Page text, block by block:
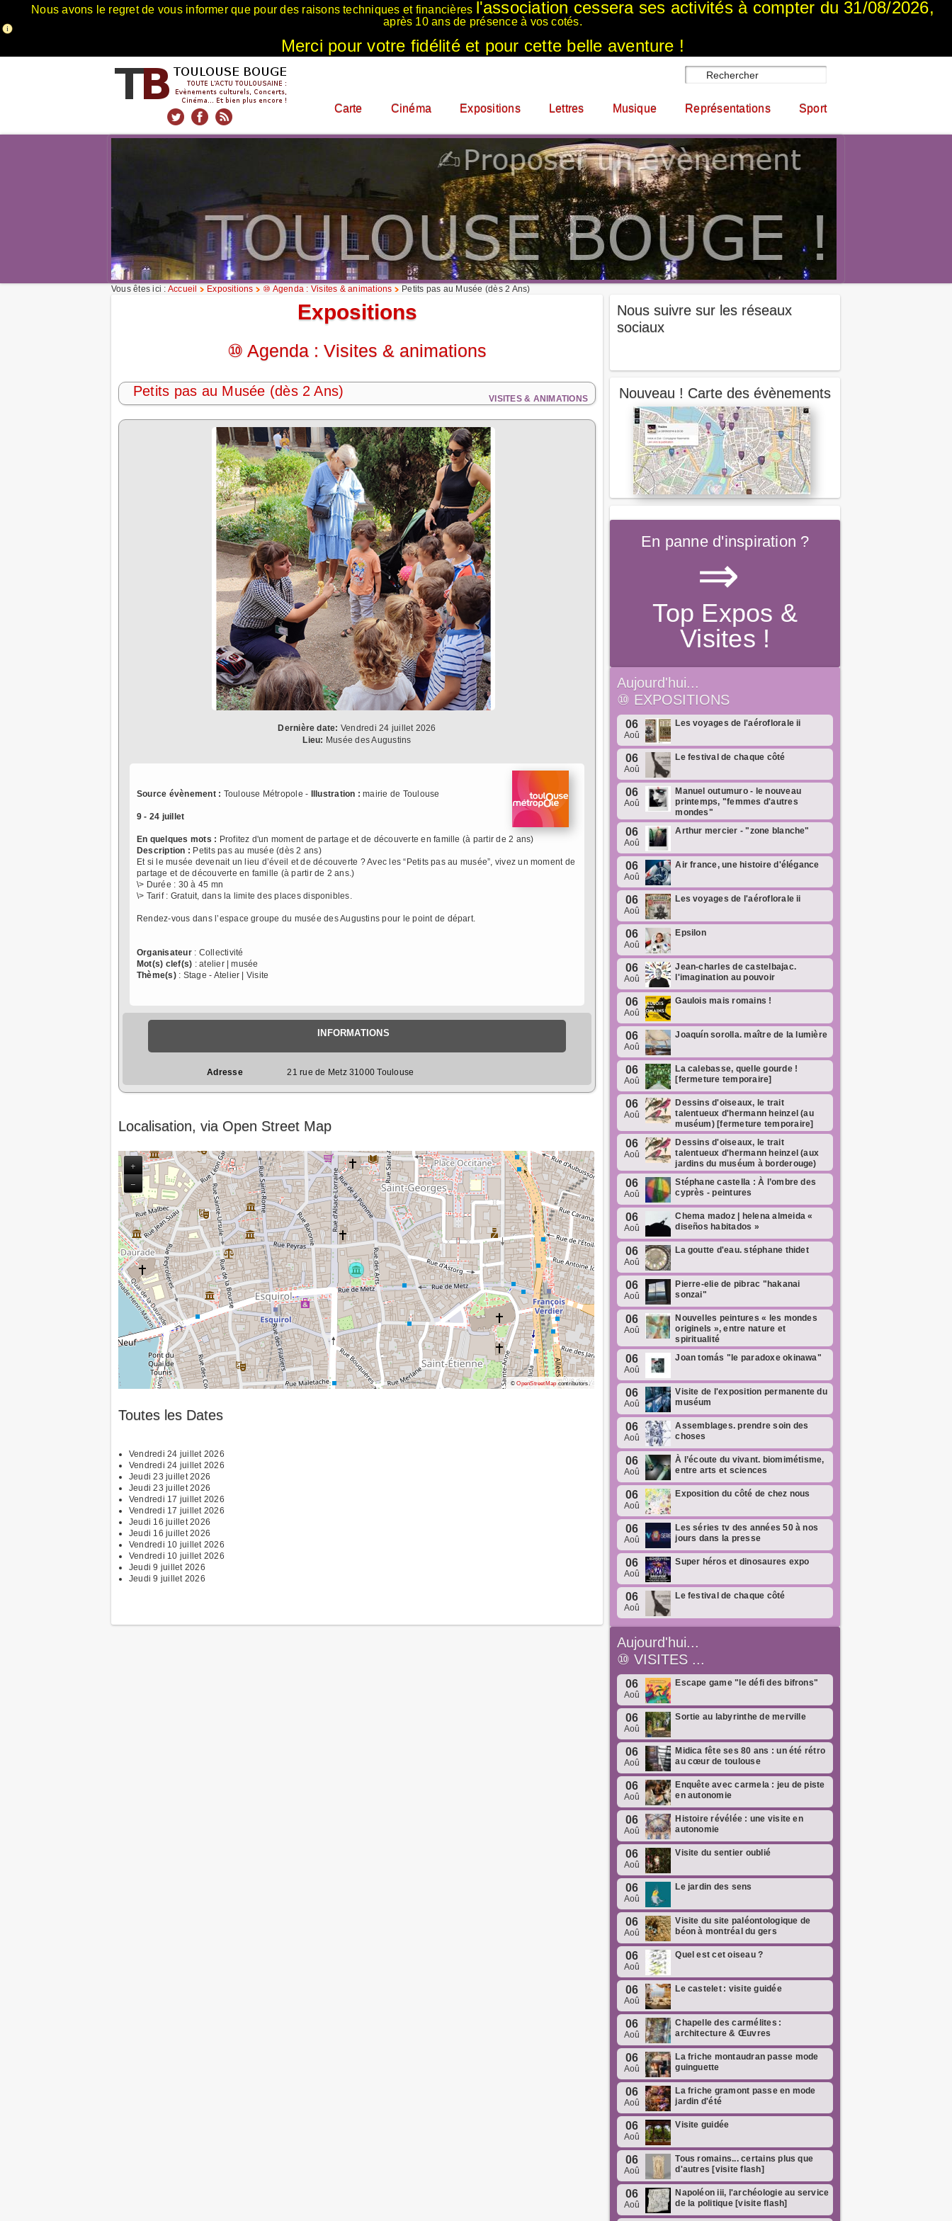
Nous avons le regret de vous informer que pour des raisons techniques et financières l'association cessera ses activités à compter du 31/08/2026,
après 10 ans de présence à vos cotés.
Merci pour votre fidélité et pour cette belle aventure !
Carte Cinéma Expositions Lettres Musique Représentations Sport
Vous êtes ici : Accueil Expositions ⑩ Agenda : Visites & animations Petits pas au Musée (dès 2 Ans)
Expositions
⑩ Agenda : Visites & animations
Petits pas au Musée (dès 2 Ans) VISITES & ANIMATIONS
Dernière date: Vendredi 24 juillet 2026
Lieu: Musée des Augustins
Source évènement : Toulouse Métropole - Illustration : mairie de Toulouse
9 - 24 juillet
En quelques mots : Profitez d'un moment de partage et de découverte en famille (à partir de 2 ans)
Description : Petits pas au musée (dès 2 ans)
Et si le musée devenait un lieu d’éveil et de découverte ? Avec les “Petits pas au musée”, vivez un moment de
partage et de découverte en famille (à partir de 2 ans.)
\> Durée : 30 à 45 mn
\> Tarif : Gratuit, dans la limite des places disponibles.
Rendez-vous dans l’espace groupe du musée des Augustins pour le point de départ.
Organisateur: Collectivité
Mot(s) clef(s) : atelier | musée
Thème(s): Stage - Atelier | Visite
INFORMATIONS
Adresse 21 rue de Metz 31000 Toulouse
Localisation, via Open Street Map
+
−
©OpenStreetMapcontributors.
Toutes les Dates
Vendredi 24 juillet 2026
Vendredi 24 juillet 2026
Jeudi 23 juillet 2026
Jeudi 23 juillet 2026
Vendredi 17 juillet 2026
Vendredi 17 juillet 2026
Jeudi 16 juillet 2026
Jeudi 16 juillet 2026
Vendredi 10 juillet 2026
Vendredi 10 juillet 2026
Jeudi 9 juillet 2026
Jeudi 9 juillet 2026
Nous suivre sur les réseaux
sociaux
Nouveau ! Carte des évènements
En panne d'inspiration ?
⇒
Top Expos &
Visites !
Aujourd'hui...
⑩ EXPOSITIONS
06
Aoû
Les voyages de l'aéroflorale ii
06
Aoû
Le festival de chaque côté
06
Aoû
Manuel outumuro - le nouveau
printemps, "femmes d'autres
mondes"
06
Aoû
Arthur mercier - "zone blanche"
06
Aoû
Air france, une histoire d'élégance
06
Aoû
Les voyages de l'aéroflorale ii
06
Aoû
Epsilon
06
Aoû
Jean-charles de castelbajac.
l'imagination au pouvoir
06
Aoû
Gaulois mais romains !
06
Aoû
Joaquín sorolla. maître de la lumière
06
Aoû
La calebasse, quelle gourde !
[fermeture temporaire]
06
Aoû
Dessins d'oiseaux, le trait
talentueux d'hermann heinzel (au
muséum) [fermeture temporaire]
06
Aoû
Dessins d'oiseaux, le trait
talentueux d'hermann heinzel (aux
jardins du muséum à borderouge)
06
Aoû
Stéphane castella : À l’ombre des
cyprès - peintures
06
Aoû
Chema madoz | helena almeida «
diseños habitados »
06
Aoû
La goutte d'eau. stéphane thidet
06
Aoû
Pierre-elie de pibrac "hakanai
sonzai"
06
Aoû
Nouvelles peintures « les mondes
originels », entre nature et
spiritualité
06
Aoû
Joan tomás "le paradoxe okinawa"
06
Aoû
Visite de l'exposition permanente du
muséum
06
Aoû
Assemblages. prendre soin des
choses
06
Aoû
À l’écoute du vivant. biomimétisme,
entre arts et sciences
06
Aoû
Exposition du côté de chez nous
06
Aoû
Les séries tv des années 50 à nos
jours dans la presse
06
Aoû
Super héros et dinosaures expo
06
Aoû
Le festival de chaque côté
Aujourd'hui...
⑩VISITES ...
06
Aoû
Escape game "le défi des bifrons"
06
Aoû
Sortie au labyrinthe de merville
06
Aoû
Midica fête ses 80 ans : un été rétro
au cœur de toulouse
06
Aoû
Enquête avec carmela : jeu de piste
en autonomie
06
Aoû
Histoire révélée : une visite en
autonomie
06
Aoû
Visite du sentier oublié
06
Aoû
Le jardin des sens
06
Aoû
Visite du site paléontologique de
béon à montréal du gers
06
Aoû
Quel est cet oiseau ?
06
Aoû
Le castelet : visite guidée
06
Aoû
Chapelle des carmélites :
architecture & Œuvres
06
Aoû
La friche montaudran passe mode
guinguette
06
Aoû
La friche gramont passe en mode
jardin d'été
06
Aoû
Visite guidée
06
Aoû
Tous romains... certains plus que
d'autres [visite flash]
06
Aoû
Napoléon iii, l'archéologie au service
de la politique [visite flash]